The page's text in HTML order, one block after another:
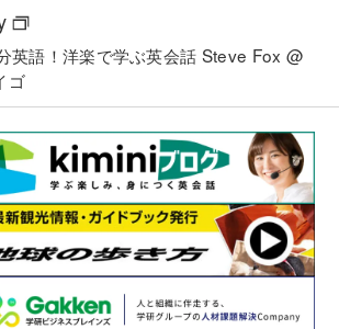
英語！洋楽で学ぶ英会話 Steve Fox @
ゴ